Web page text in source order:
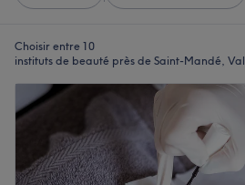
Choisir entre 10
instituts de beauté près de Saint-Mandé,